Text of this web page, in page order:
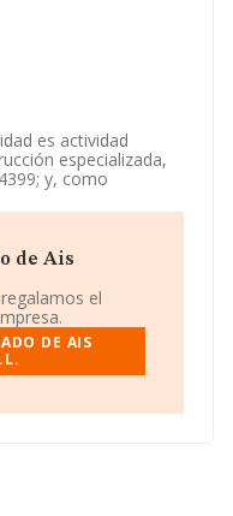
es actividad
especializada,
y, como
interiores
de eventos; 4121, etc.
actividades de
cuyo Código es
en mercados
tiene
Iii núm. 98 P. 6
de Ais
el
DE AIS